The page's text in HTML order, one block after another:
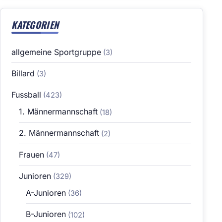
KATEGORIEN
allgemeine Sportgruppe (3)
Billard (3)
Fussball (423)
1. Männermannschaft(18)
2. Männermannschaft(2)
Frauen(47)
Junioren(329)
A-Junioren (36)
B-Junioren (102)